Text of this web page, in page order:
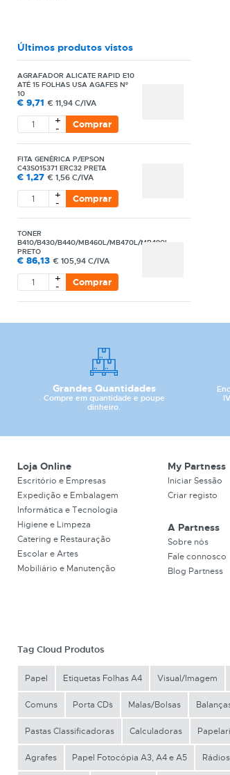
Últimos produtos vistos
AGRAFADOR ALICATE RAPID E10
ATÉ 15 FOLHAS USA AGAFES Nº
10
€ 9,71 € 11,94 C/IVA
+
- Comprar
FITA GENÉRICA P/EPSON
C43S015371 ERC32 PRETA
€ 1,27 € 1,56 C/IVA
+
- Comprar
TONER
B410/B430/B440/MB460L/MB470L/MB480L
PRETO
€ 86,13 € 105,94 C/IVA
+
- Comprar
Grandes Quantidades
Compre em quantidade e poupe
dinheiro.
Loja Online
Escritório e Empresas
Expedição e Embalagem
Informática e Tecnologia
Higiene e Limpeza
Catering e Restauração
Escolar e Artes
Mobiliário e Manutenção
My Partness
Iniciar Sessão
Criar registo
A Partness
Sobre nós
Fale connosco
Blog Partness
Tag Cloud Produtos
Papel Etiquetas Folhas A4 Visual/Imagem
Comuns Porta CD´s Malas/Bolsas
Pastas Classificadoras Calculadoras
Agrafes Papel Fotocópia A3, A4 e A5